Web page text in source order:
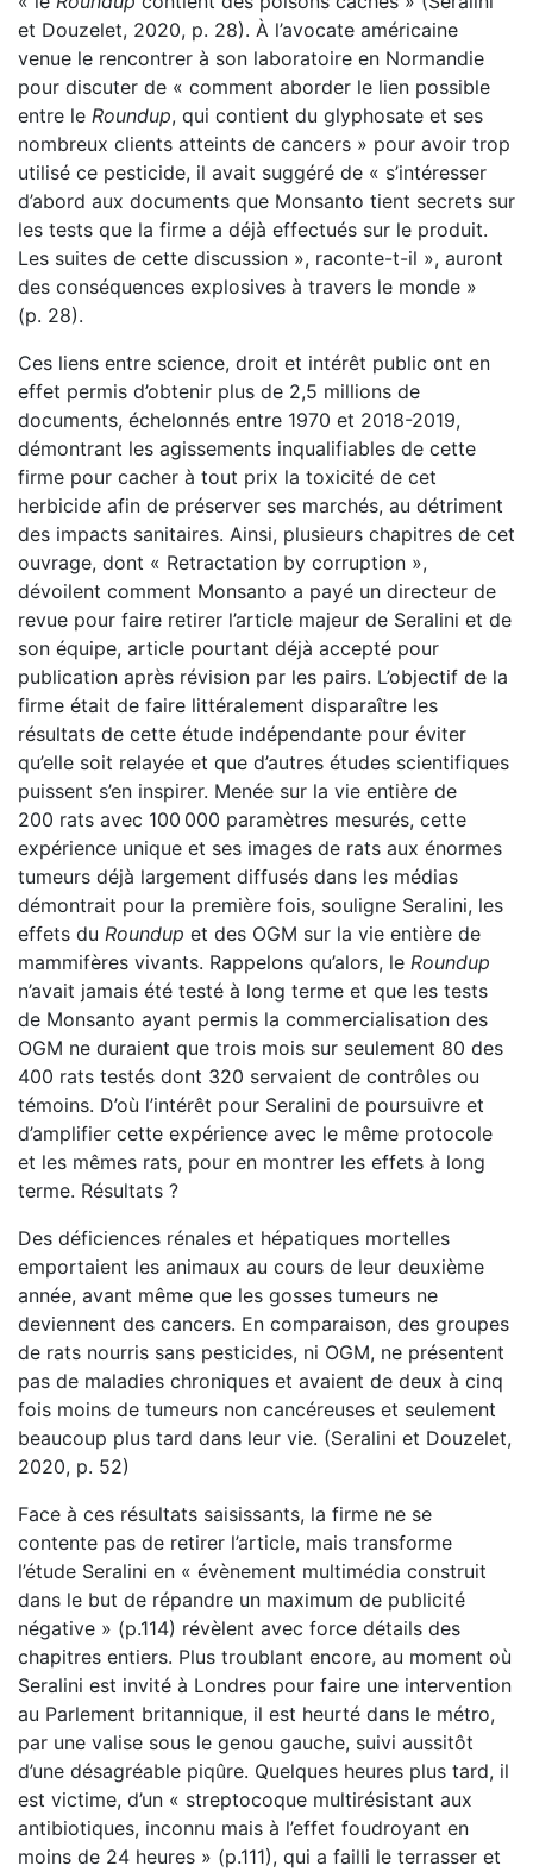
et Douzelet, 2020, p. 28). À l’avocate américaine
venue le rencontrer à son laboratoire en Normandie
pour discuter de « comment aborder le lien possible
entre le Roundup, qui contient du glyphosate et ses
nombreux clients atteints de cancers » pour avoir trop
utilisé ce pesticide, il avait suggéré de « s’intéresser
d’abord aux documents que Monsanto tient secrets sur
les tests que la firme a déjà effectués sur le produit.
Les suites de cette discussion », raconte-t-il », auront
des conséquences explosives à travers le monde »
(p. 28).
Ces liens entre science, droit et intérêt public ont en
effet permis d’obtenir plus de 2,5 millions de
documents, échelonnés entre 1970 et 2018-2019,
démontrant les agissements inqualifiables de cette
firme pour cacher à tout prix la toxicité de cet
herbicide afin de préserver ses marchés, au détriment
des impacts sanitaires. Ainsi, plusieurs chapitres de cet
ouvrage, dont « Retractation by corruption »,
dévoilent comment Monsanto a payé un directeur de
revue pour faire retirer l’article majeur de Seralini et de
son équipe, article pourtant déjà accepté pour
publication après révision par les pairs. L’objectif de la
firme était de faire littéralement disparaître les
résultats de cette étude indépendante pour éviter
qu’elle soit relayée et que d’autres études scientifiques
puissent s’en inspirer. Menée sur la vie entière de
200 rats avec 100 000 paramètres mesurés, cette
expérience unique et ses images de rats aux énormes
tumeurs déjà largement diffusés dans les médias
démontrait pour la première fois, souligne Seralini, les
effets du Roundup et des OGM sur la vie entière de
mammifères vivants. Rappelons qu’alors, le Roundup
n’avait jamais été testé à long terme et que les tests
de Monsanto ayant permis la commercialisation des
OGM ne duraient que trois mois sur seulement 80 des
400 rats testés dont 320 servaient de contrôles ou
témoins. D’où l’intérêt pour Seralini de poursuivre et
d’amplifier cette expérience avec le même protocole
et les mêmes rats, pour en montrer les effets à long
terme. Résultats ?
Des déficiences rénales et hépatiques mortelles
emportaient les animaux au cours de leur deuxième
année, avant même que les gosses tumeurs ne
deviennent des cancers. En comparaison, des groupes
de rats nourris sans pesticides, ni OGM, ne présentent
pas de maladies chroniques et avaient de deux à cinq
fois moins de tumeurs non cancéreuses et seulement
beaucoup plus tard dans leur vie. (Seralini et Douzelet,
2020, p. 52)
Face à ces résultats saisissants, la firme ne se
contente pas de retirer l’article, mais transforme
l’étude Seralini en « évènement multimédia construit
dans le but de répandre un maximum de publicité
négative » (p.114) révèlent avec force détails des
chapitres entiers. Plus troublant encore, au moment où
Seralini est invité à Londres pour faire une intervention
au Parlement britannique, il est heurté dans le métro,
par une valise sous le genou gauche, suivi aussitôt
d’une désagréable piqûre. Quelques heures plus tard, il
est victime, d’un « streptocoque multirésistant aux
antibiotiques, inconnu mais à l’effet foudroyant en
moins de 24 heures » (p.111), qui a failli le terrasser et